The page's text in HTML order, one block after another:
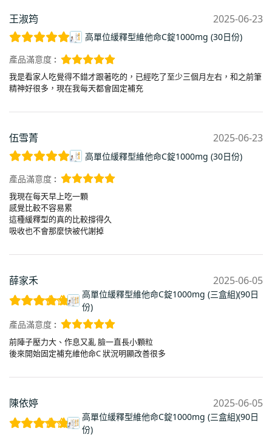
王淑筠 2025-06-23
高單位緩釋型維他命C錠1000mg (30日份)
產品滿意度 :
我是看家人吃覺得不錯才跟著吃的，已經吃了至少三個月左右，和之前筆
精神好很多，現在我每天都會固定補充
伍雪菁 2025-06-23
高單位緩釋型維他命C錠1000mg (30日份)
產品滿意度 :
我現在每天早上吃一顆
感覺比較不容易累
這種緩釋型的真的比較撐得久
吸收也不會那麼快被代謝掉
薛家禾 2025-06-05
高單位緩釋型維他命C錠1000mg (三盒組)(90日
份)
產品滿意度 :
前陣子壓力大、作息又亂 臉一直長小顆粒
後來開始固定補充維他命C 狀況明顯改善很多
陳依婷 2025-06-05
高單位緩釋型維他命C錠1000mg (三盒組)(90日
份)